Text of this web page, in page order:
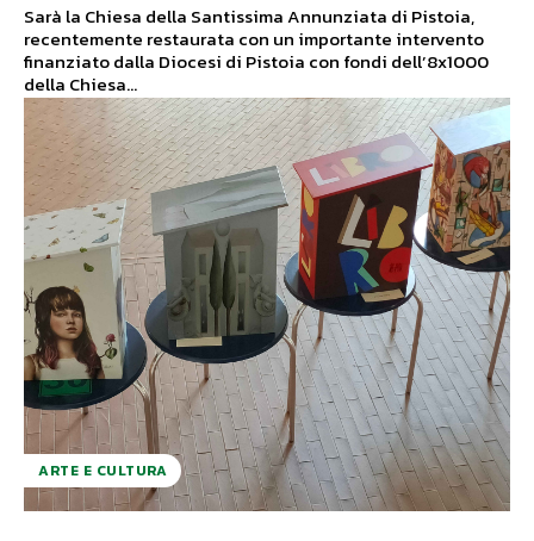
Sarà la Chiesa della Santissima Annunziata di Pistoia,
recentemente restaurata con un importante intervento
finanziato dalla Diocesi di Pistoia con fondi dell’8x1000
della Chiesa...
ARTE E CULTURA